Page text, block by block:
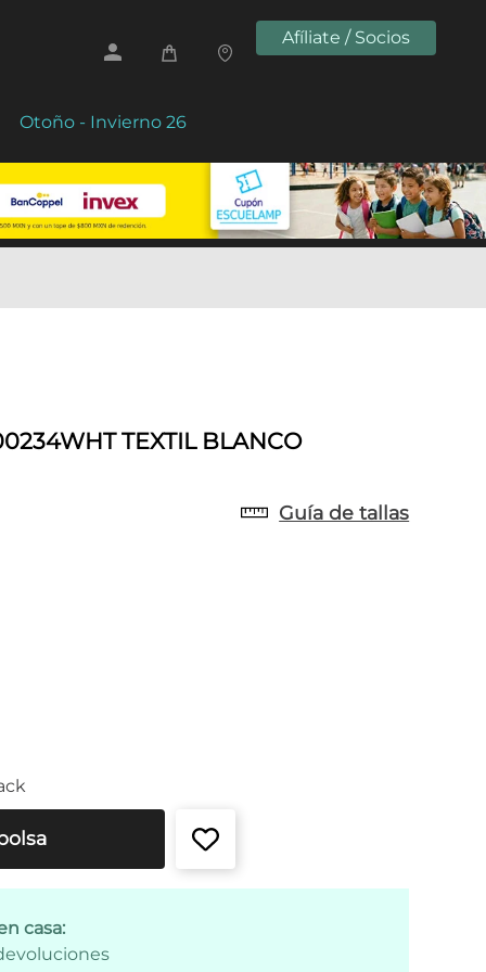
Afíliate / Socios
Otoño - Invierno 26
TEXTIL BLANCO
Guía de tallas
casa: